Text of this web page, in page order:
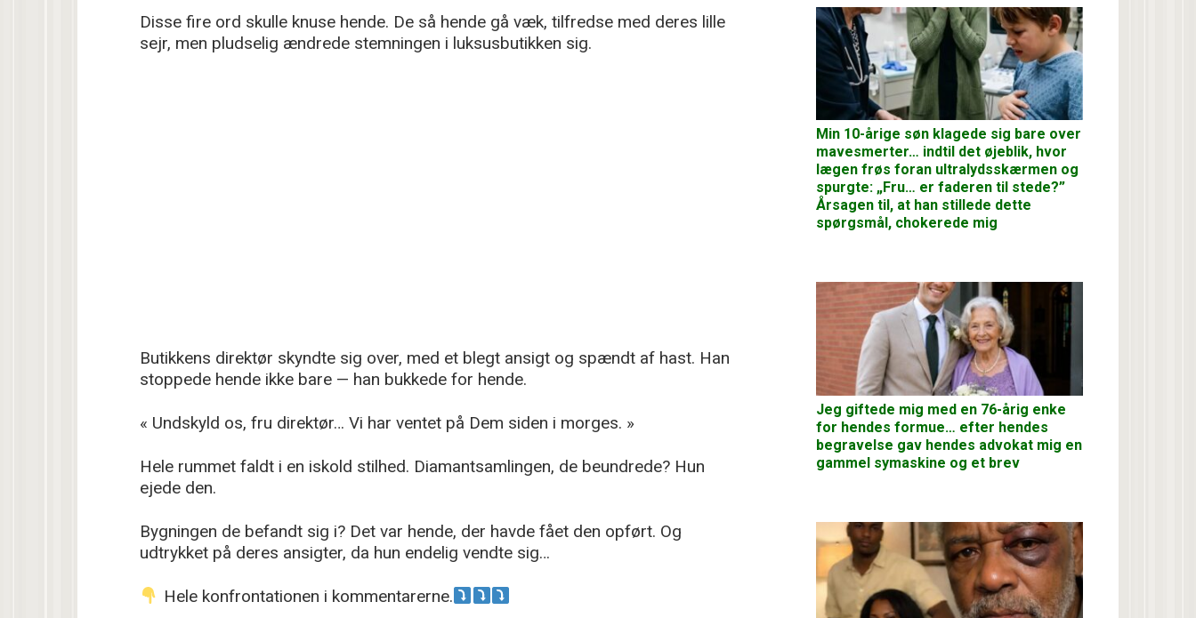
Disse fire ord skulle knuse hende. De så hende gå væk, tilfredse med deres lille
sejr, men pludselig ændrede stemningen i luksusbutikken sig.
Butikkens direktør skyndte sig over, med et blegt ansigt og spændt af hast. Han
stoppede hende ikke bare — han bukkede for hende.
« Undskyld os, fru direktør… Vi har ventet på Dem siden i morges. »
Hele rummet faldt i en iskold stilhed. Diamantsamlingen, de beundrede? Hun
ejede den.
Bygningen de befandt sig i? Det var hende, der havde fået den opført. Og
udtrykket på deres ansigter, da hun endelig vendte sig…
Hele konfrontationen i kommentarerne.
Min 10-årige søn klagede sig bare over
mavesmerter… indtil det øjeblik, hvor
lægen frøs foran ultralydsskærmen og
spurgte: „Fru… er faderen til stede?”
Årsagen til, at han stillede dette
spørgsmål, chokerede mig
Jeg giftede mig med en 76-årig enke
for hendes formue… efter hendes
begravelse gav hendes advokat mig en
gammel symaskine og et brev